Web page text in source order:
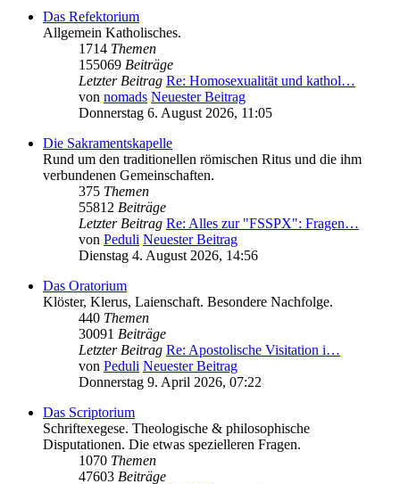
Das Refektorium
Allgemein Katholisches.
1714 Themen
155069 Beiträge
Letzter Beitrag Re: Homosexualität und kathol…
von nomads Neuester Beitrag
Donnerstag 6. August 2026, 11:05
Die Sakramentskapelle
Rund um den traditionellen römischen Ritus und die ihm
verbundenen Gemeinschaften.
375 Themen
55812 Beiträge
Letzter Beitrag Re: Alles zur "FSSPX": Fragen…
von Peduli Neuester Beitrag
Dienstag 4. August 2026, 14:56
Das Oratorium
Klöster, Klerus, Laienschaft. Besondere Nachfolge.
440 Themen
30091 Beiträge
Letzter Beitrag Re: Apostolische Visitation i…
von Peduli Neuester Beitrag
Donnerstag 9. April 2026, 07:22
Das Scriptorium
Schriftexegese. Theologische & philosophische
Disputationen. Die etwas spezielleren Fragen.
1070 Themen
47603 Beiträge